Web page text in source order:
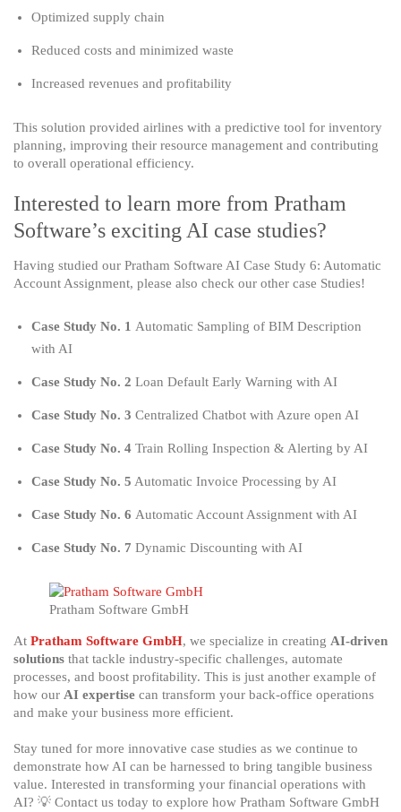
Optimized supply chain
Reduced costs and minimized waste
Increased revenues and profitability
This solution provided airlines with a predictive tool for inventory
planning, improving their resource management and contributing
to overall operational efficiency.
Interested to learn more from Pratham
Software’s exciting AI case studies?
Having studied our Pratham Software AI Case Study 6: Automatic
Account Assignment, please also check our other case Studies!
Case Study No. 1 Automatic Sampling of BIM Description
with AI
Case Study No. 2 Loan Default Early Warning with AI
Case Study No. 3 Centralized Chatbot with Azure open AI
Case Study No. 4 Train Rolling Inspection & Alerting by AI
Case Study No. 5 Automatic Invoice Processing by AI
Case Study No. 6 Automatic Account Assignment with AI
Case Study No. 7 Dynamic Discounting with AI
Pratham Software GmbH
At Pratham Software GmbH, we specialize in creating AI-driven
solutions that tackle industry-specific challenges, automate
processes, and boost profitability. This is just another example of
how our AI expertise can transform your back-office operations
and make your business more efficient.
Stay tuned for more innovative case studies as we continue to
demonstrate how AI can be harnessed to bring tangible business
value. Interested in transforming your financial operations with
AI? 💡 Contact us today to explore how Pratham Software GmbH